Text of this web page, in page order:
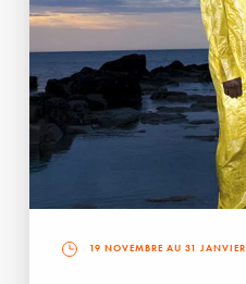
19 NOVEMBRE AU 31 JANVIER